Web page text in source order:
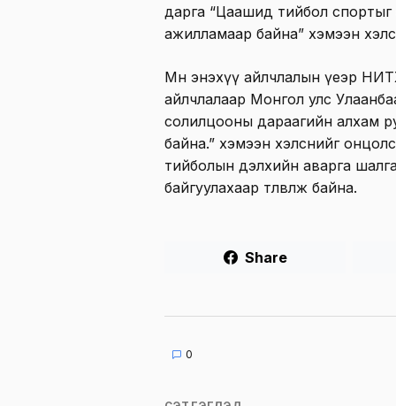
дарга “Цаашид тийбол спортыг
ажилламаар байна” хэмээн
Мөн энэхүү айлчлалын үеэр
айлчлалаар Монгол улс
солилцооны дараагийн алхам
байна.” хэмээн хэлснийг
тийболын дэлхийн аварга
байгуулахаар төлөвлөж байна.
Share
0